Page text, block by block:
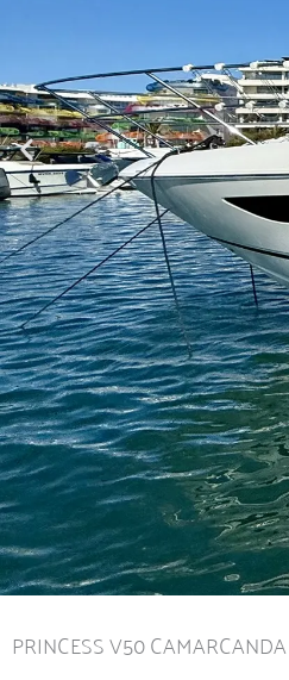
PRINCESS V50 CAMARCANDA